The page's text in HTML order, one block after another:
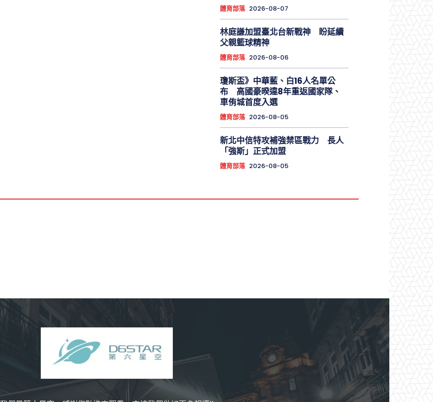
體育部落 2026-08-07
林庭謙加盟臺北台新戰神 盼延續
父親籃球精神
體育部落 2026-08-06
瓊斯盃》中華藍、白16人名單公
布 高國豪暌違8年重返國家隊、
車侑城首度入選
體育部落 2026-08-05
新北中信特攻補強禁區戰力 長人
「強斯」正式加盟
體育部落 2026-08-05